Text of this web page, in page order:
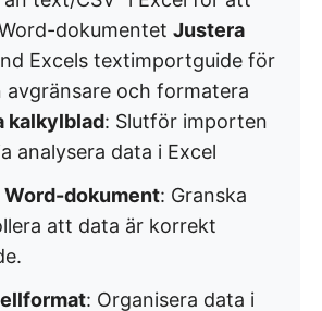
dokumentet Justera
Excels textimportguide för
avgränsare och formatera
kalkylblad: Slutför importen
analysera data i Excel
Word-dokument: Granska
att data är korrekt
: Organisera data i